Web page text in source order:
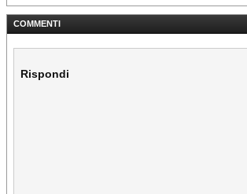
COMMENTI
Rispondi